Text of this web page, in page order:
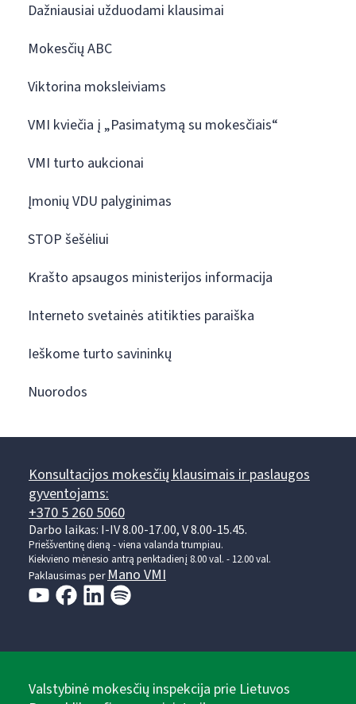
Dažniausiai užduodami klausimai
Mokesčių ABC
Viktorina moksleiviams
VMI kviečia į „Pasimatymą su mokesčiais“
VMI turto aukcionai
Įmonių VDU palyginimas
STOP šešėliui
Krašto apsaugos ministerijos informacija
Interneto svetainės atitikties paraiška
Ieškome turto savininkų
Nuorodos
Konsultacijos mokesčių klausimais ir paslaugos
gyventojams:
+370 5 260 5060
Darbo laikas: I-IV 8.00-17.00, V 8.00-15.45.
Prieššventinę dieną - viena valanda trumpiau.
Kiekvieno mėnesio antrą penktadienį 8.00 val. - 12.00 val.
Paklausimas perMano VMI
Valstybinė mokesčių inspekcija prie Lietuvos